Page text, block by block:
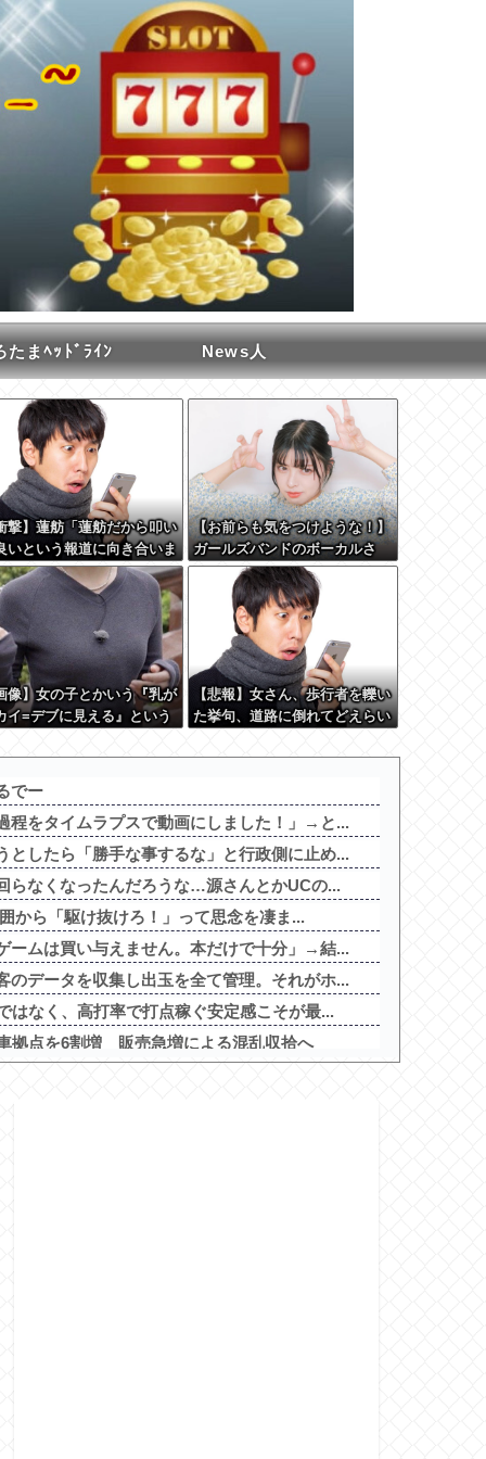
たまﾍｯﾄﾞﾗｲﾝ News人
撃】蓮舫「蓮舫だから叩い
いという報道に向き合いま
」X民「高市だから叩いて
をやってるのがお前だろ」
れ…w w
【お前らも気をつけような！】
ガールズバンドのボーカルさ
ん、客席ダイブした結果『こ
う』なってしまいお気持ち表明
してしまう…
像】女の子とかいう『乳が
イ=デブに見える』という
【悲報】女さん、歩行者を轢い
た挙句、道路に倒れてどえらい
w w
でー
程をタイムラプスで動画にしました！」→と...
としたら「勝手な事するな」と行政側に止め...
らなくなったんだろうな…源さんとかUCの...
から「駆け抜けろ！」って思念を凄ま...
ームは買い与えません。本だけで十分」→結...
のデータを収集し出玉を全て管理。それがホ...
はなく、高打率で打点稼ぐ安定感こそが最...
拠点を6割増 販売急増による混乱収拾へ